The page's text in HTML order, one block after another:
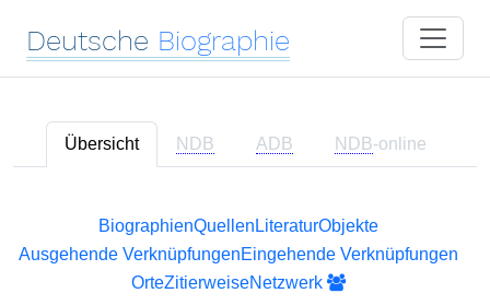
Deutsche Biographie
Übersicht NDB ADB NDB-online
BiographienQuellen LiteraturObjekte
Ausgehende VerknüpfungenEingehende Verknüpfungen
OrteZitierweiseNetzwerk